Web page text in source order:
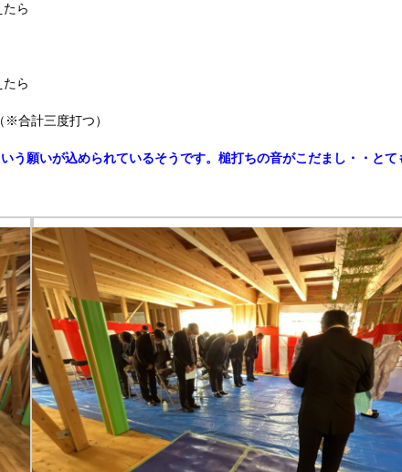
ら
ら
合計三度打つ）
う願いが込められているそうです。槌打ちの音がこだまし・・とて